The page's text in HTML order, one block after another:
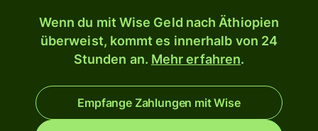
Wenn du mit Wise Geld nach Äthiopien
überweist, kommt es innerhalb von 24
Stunden an. Mehr erfahren.
Empfange Zahlungen mit Wise